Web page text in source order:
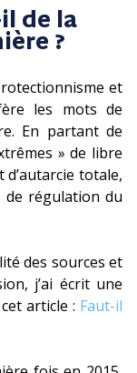
de la
?
et
les mots de
En partant de
» de libre
totale,
de régulation du
des sources et
j’ai écrit une
article : Faut-il